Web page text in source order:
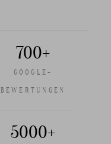
700+
GOOGLE-
BEWERTUNGEN
5000+